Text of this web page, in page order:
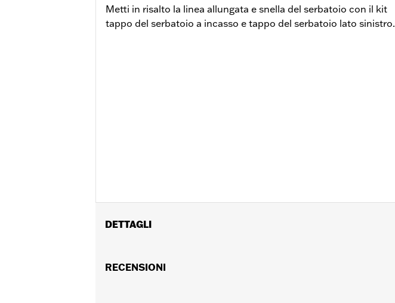
Metti in risalto la linea allungata e snella del serbatoio con il kit
tappo del serbatoio a incasso e tappo del serbatoio lato sinistro.
DETTAGLI
Istruzioni di installazione
RECENSIONI